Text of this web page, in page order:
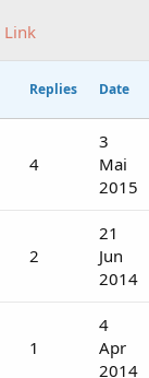
Link
Replies Date
4
3
Mai
2015
2
21
Jun
2014
1
4
Apr
2014